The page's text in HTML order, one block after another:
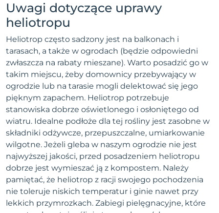
Uwagi dotyczące uprawy
heliotropu
Heliotrop często sadzony jest na balkonach i
tarasach, a także w ogrodach (będzie odpowiedni
zwłaszcza na rabaty mieszane). Warto posadzić go w
takim miejscu, żeby domownicy przebywający w
ogrodzie lub na tarasie mogli delektować się jego
pięknym zapachem. Heliotrop potrzebuje
stanowiska dobrze oświetlonego i osłoniętego od
wiatru. Idealne podłoże dla tej rośliny jest zasobne w
składniki odżywcze, przepuszczalne, umiarkowanie
wilgotne. Jeżeli gleba w naszym ogrodzie nie jest
najwyższej jakości, przed posadzeniem heliotropu
dobrze jest wymieszać ją z kompostem. Należy
pamiętać, że heliotrop z racji swojego pochodzenia
nie toleruje niskich temperatur i ginie nawet przy
lekkich przymrozkach. Zabiegi pielęgnacyjne, które